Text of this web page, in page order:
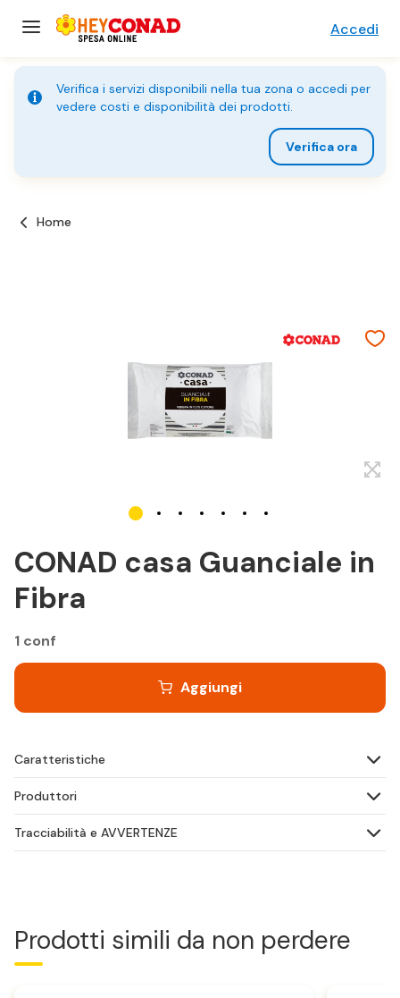
Accedi
Verifica i servizi disponibili nella tua zona o accedi per
vedere costi e disponibilità dei prodotti.
Verifica ora
Home
CONAD casa Guanciale in
Fibra
1 conf
Aggiungi
Caratteristiche
Produttori
Tracciabilità e AVVERTENZE
Prodotti simili da non perdere